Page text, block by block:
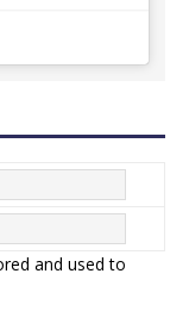
and used to